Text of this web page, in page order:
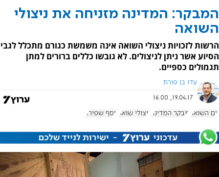
המבקר: המדינה מזניחה את ניצולי
השואה
הרשות לזכויות ניצולי השואה אינה משמשת כגורם מתכלל לגבי
הסיוע אשר ניתן לניצולים. לא גובשו כללים ברורים למתן
תגמולים כספיים.
עדו בן פורת
19.04.17, 16:00
יום השואה מבקר המדינה ניצולי שואה יוסף שפירא